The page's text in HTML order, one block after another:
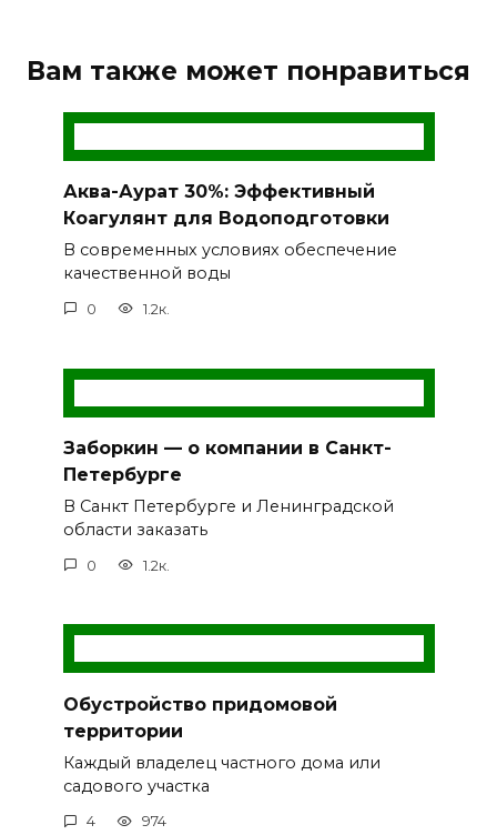
Вам также может понравиться
Аква-Аурат 30%: Эффективный
Коагулянт для Водоподготовки
В современных условиях обеспечение
качественной воды
0 1.2к.
Заборкин — о компании в Санкт-
Петербурге
В Санкт Петербурге и Ленинградской
области заказать
0 1.2к.
Обустройство придомовой
территории
Каждый владелец частного дома или
садового участка
4 974